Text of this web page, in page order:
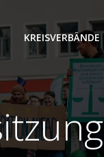
KREISVERBÄNDE